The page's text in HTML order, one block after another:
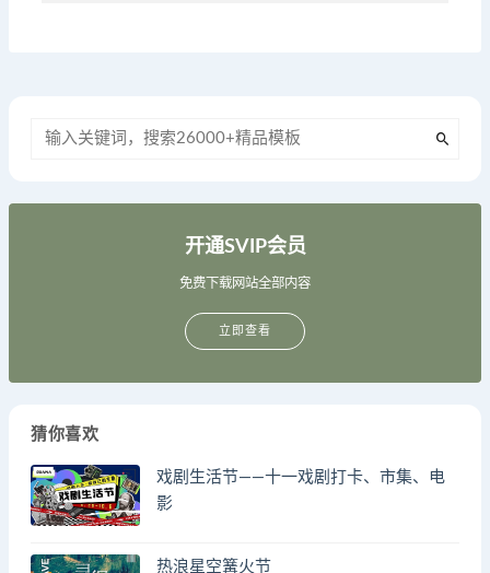
开通SVIP会员
免费下载网站全部内容
立即查看
猜你喜欢
戏剧生活节——十一戏剧打卡、市集、电
影
热浪星空篝火节